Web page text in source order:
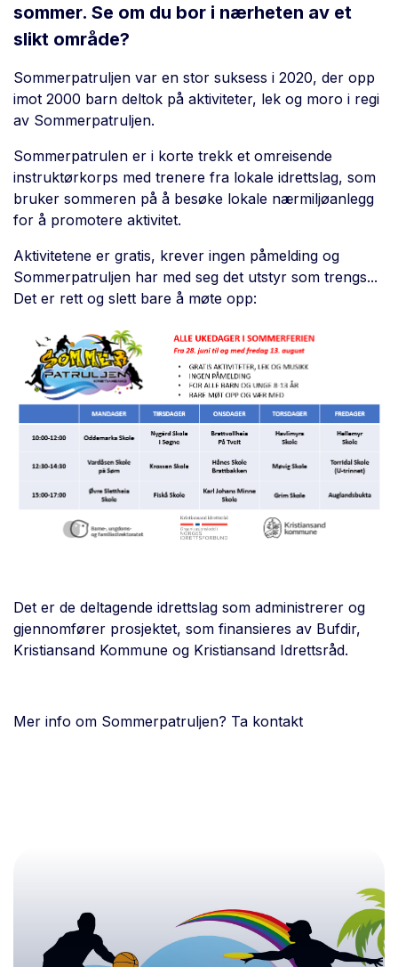
sommer. Se om du bor i nærheten av et
slikt område?
Sommerpatruljen var en stor suksess i 2020, der opp
imot 2000 barn deltok på aktiviteter, lek og moro i regi
av Sommerpatruljen.
Sommerpatrulen er i korte trekk et omreisende
instruktørkorps med trenere fra lokale idrettslag, som
bruker sommeren på å besøke lokale nærmiljøanlegg
for å promotere aktivitet.
Aktivitetene er gratis, krever ingen påmelding og
Sommerpatruljen har med seg det utstyr som trengs...
Det er rett og slett bare å møte opp:
Det er de deltagende idrettslag som administrerer og
gjennomfører prosjektet, som finansieres av Bufdir,
Kristiansand Kommune og Kristiansand Idrettsråd.
Mer info om Sommerpatruljen? Ta kontakt